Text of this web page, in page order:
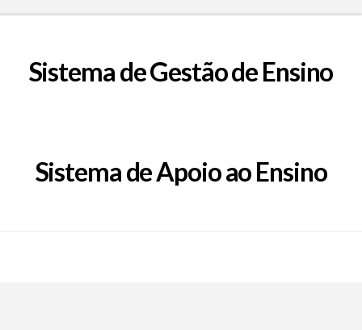
Sistema de Gestão de Ensino
Sistema de Apoio ao Ensino